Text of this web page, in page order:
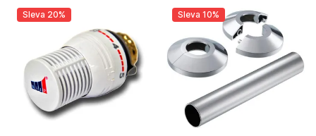
Sleva 20% Sleva 10%